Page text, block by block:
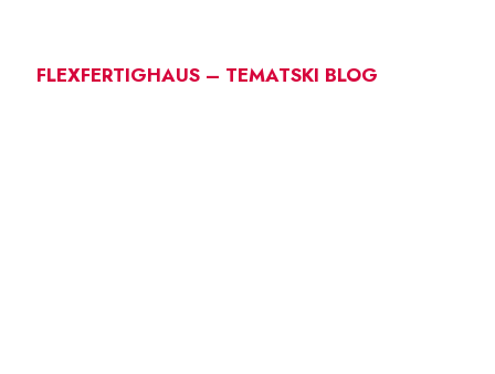
FLEXFERTIGHAUS – TEMATSKI BLOG